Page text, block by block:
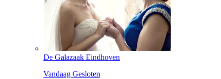
De Galazaak Eindhoven
Vandaag Gesloten